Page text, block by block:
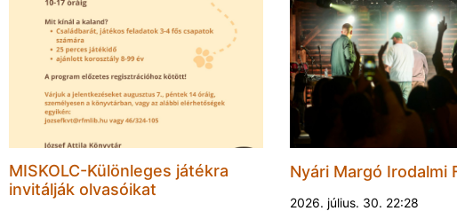
MISKOLC-Különleges játékra
invitálják olvasóikat
Nyári Margó Irodalmi
2026. július. 30. 22:28